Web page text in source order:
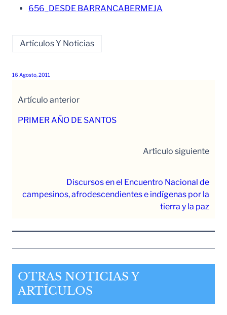
656_DESDE BARRANCABERMEJA
Artículos Y Noticias
16 Agosto, 2011
Artículo anterior
PRIMER AÑO DE SANTOS
Artículo siguiente
Discursos en el Encuentro Nacional de
campesinos, afrodescendientes e indígenas por la
tierra y la paz
OTRAS NOTICIAS Y
ARTÍCULOS